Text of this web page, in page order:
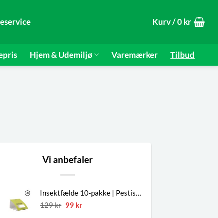
Kurv /0 kr
Hjem & Udemiljø Varemærker Tilbud
Vi anbefaler
Insektfælde 10-pakke | Pestis®
129kr Den
99 krDen